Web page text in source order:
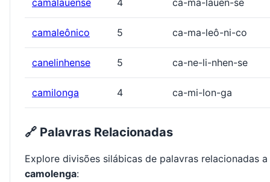
camalauense 4 ca-ma-lauen-se
camaleônico 5 ca-ma-leô-ni-co
canelinhense 5 ca-ne-li-nhen-se
camilonga 4 ca-mi-lon-ga
🔗 Palavras Relacionadas
Explore divisões silábicas de palavras relacionadas a
camolenga: